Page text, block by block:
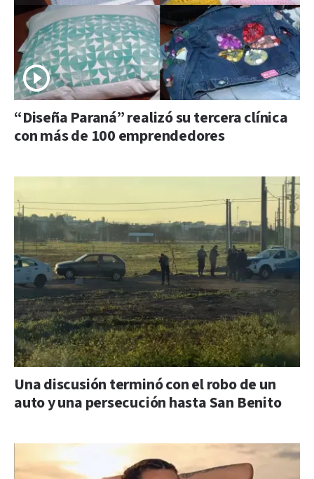
“Diseña Paraná” realizó su tercera clínica
con más de 100 emprendedores
Una discusión terminó con el robo de un
auto y una persecución hasta San Benito